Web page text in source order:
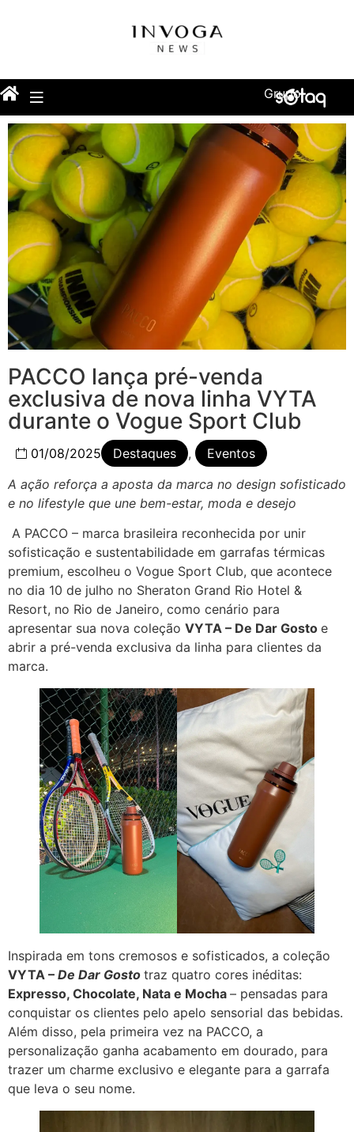
Grupo
PACCO lança pré-venda
exclusiva de nova linha VYTA
durante o Vogue Sport Club
01/08/2025 Destaques ,
Eventos
A ação reforça a aposta da marca no design sofisticado
e no lifestyle que une bem-estar, moda e desejo
A PACCO – marca brasileira reconhecida por unir
sofisticação e sustentabilidade em garrafas térmicas
premium, escolheu o Vogue Sport Club, que acontece
no dia 10 de julho no Sheraton Grand Rio Hotel &
Resort, no Rio de Janeiro, como cenário para
apresentar sua nova coleção VYTA – De Dar Gosto e
abrir a pré-venda exclusiva da linha para clientes da
marca.
Inspirada em tons cremosos e sofisticados, a coleção
VYTA – De Dar Gosto traz quatro cores inéditas:
Expresso, Chocolate, Nata e Mocha – pensadas para
conquistar os clientes pelo apelo sensorial das bebidas.
Além disso, pela primeira vez na PACCO, a
personalização ganha acabamento em dourado, para
trazer um charme exclusivo e elegante para a garrafa
que leva o seu nome.